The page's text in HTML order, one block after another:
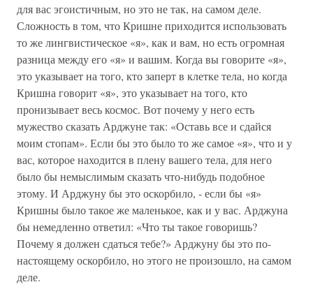
для вас эгоистичным, но это не так, на самом деле.
Сложность в том, что Кришне приходится использовать
то же лингвистическое «я», как и вам, но есть огромная
разница между его «я» и вашим. Когда вы говорите «я»,
это указывает на того, кто заперт в клетке тела, но когда
Кришна говорит «я», это указывает на того, кто
пронизывает весь космос. Вот почему у него есть
мужество сказать Арджуне так: «Оставь все и сдайся
моим стопам». Если бы это было то же самое «я», что и у
вас, которое находится в плену вашего тела, для него
было бы немыслимым сказать что-нибудь подобное
этому. И Арджуну бы это оскорбило, - если бы «я»
Кришны было такое же маленькое, как и у вас. Арджуна
бы немедленно ответил: «Что ты такое говоришь?
Почему я должен сдаться тебе?» Арджуну бы это по-
настоящему оскорбило, но этого не произошло, на самом
деле.